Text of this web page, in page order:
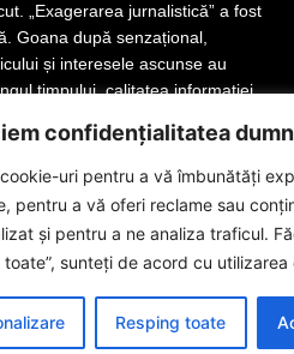
confidențialitatea
cookie-uri pentru a vă îmbunătăți
pentru a vă oferi reclame sau
și pentru a ne analiza traficul.
toate”, sunteți de acord cu utilizarea
Resping toate
„Exagerarea jurnalistică” a fost
Goana după senzațional,
și interesele ascunse au
timpului, calitatea informației.
pierdut! Mai sunt publicații care
Mai sunt jurnaliști care
Mai sunt redactori
lor, iar noi facem parte din
www.eGorj.ro vă aduce
dumneavoastră! Suntem la
dar suntem pregătiți să dăm
și vă veți convinge!